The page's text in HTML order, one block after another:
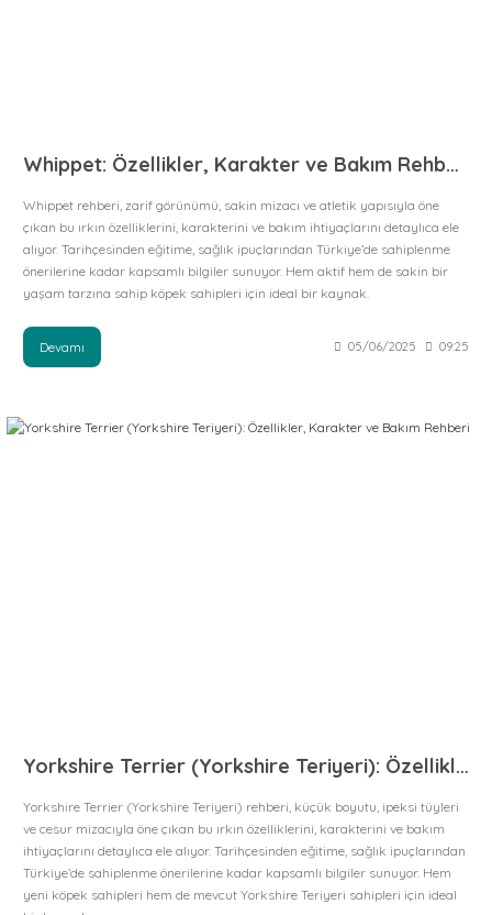
Whippet: Özellikler, Karakter ve Bakım Rehberi
Whippet rehberi, zarif görünümü, sakin mizacı ve atletik yapısıyla öne
çıkan bu ırkın özelliklerini, karakterini ve bakım ihtiyaçlarını detaylıca ele
alıyor. Tarihçesinden eğitime, sağlık ipuçlarından Türkiye’de sahiplenme
önerilerine kadar kapsamlı bilgiler sunuyor. Hem aktif hem de sakin bir
yaşam tarzına sahip köpek sahipleri için ideal bir kaynak.
Devamı 05/06/2025 09:25
Yorkshire Terrier (Yorkshire Teriyeri): Özellikler, Karakter ve Bakım Rehberi
Yorkshire Terrier (Yorkshire Teriyeri) rehberi, küçük boyutu, ipeksi tüyleri
ve cesur mizacıyla öne çıkan bu ırkın özelliklerini, karakterini ve bakım
ihtiyaçlarını detaylıca ele alıyor. Tarihçesinden eğitime, sağlık ipuçlarından
Türkiye’de sahiplenme önerilerine kadar kapsamlı bilgiler sunuyor. Hem
yeni köpek sahipleri hem de mevcut Yorkshire Teriyeri sahipleri için ideal